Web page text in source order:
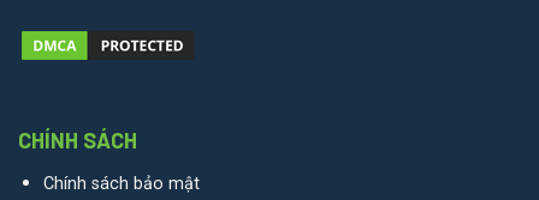
CHÍNH SÁCH
Chính sách bảo mật